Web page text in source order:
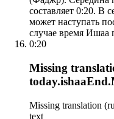
составляет 0:20. В
может наступать
случае время Ишаа
0:20
Missing
Missing translation
text